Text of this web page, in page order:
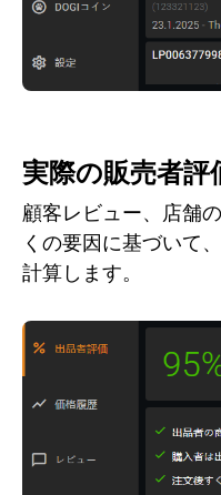
実際の販売者評
顧客レビュー、店舗
くの要因に基づいて
計算します。